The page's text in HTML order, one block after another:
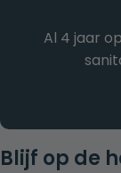
Blijf op de
Al 4 jaar